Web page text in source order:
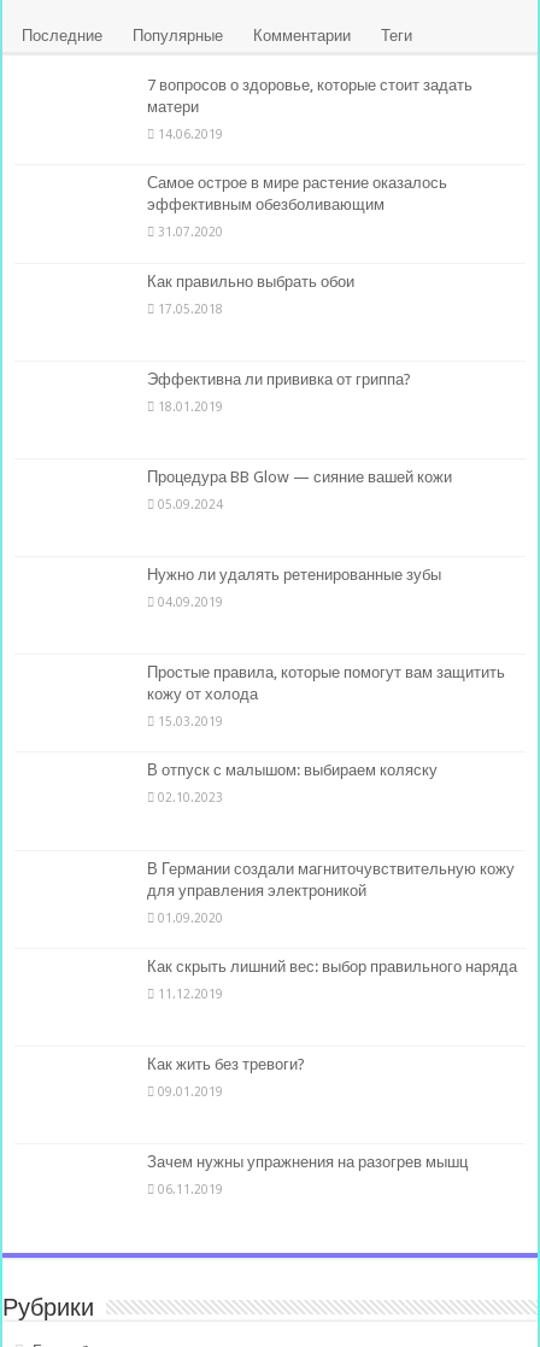
Последние Популярные Комментарии Теги
7 вопросов о здоровье, которые стоит задать
матери
14.06.2019
Самое острое в мире растение оказалось
эффективным обезболивающим
31.07.2020
Как правильно выбрать обои
17.05.2018
Эффективна ли прививка от гриппа?
18.01.2019
Процедура BB Glow — сияние вашей кожи
05.09.2024
Нужно ли удалять ретенированные зубы
04.09.2019
Простые правила, которые помогут вам защитить
кожу от холода
15.03.2019
В отпуск с малышом: выбираем коляску
02.10.2023
В Германии создали магниточувствительную кожу
для управления электроникой
01.09.2020
Как скрыть лишний вес: выбор правильного наряда
11.12.2019
Как жить без тревоги?
09.01.2019
Зачем нужны упражнения на разогрев мышц
06.11.2019
Рубрики